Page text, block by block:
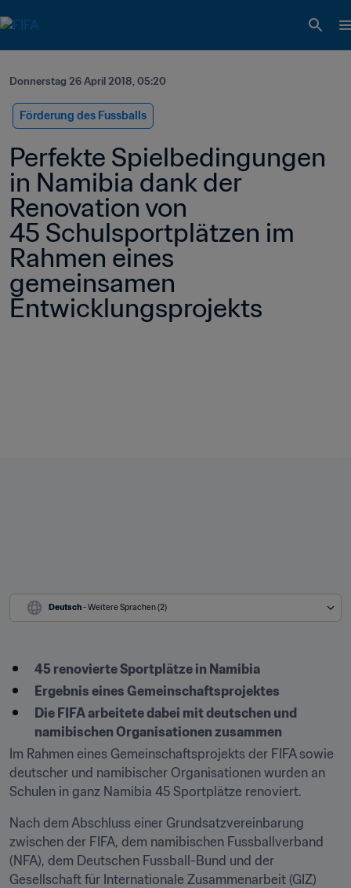
Donnerstag 26 April 2018, 05:20
Förderung des Fussballs
Perfekte Spielbedingungen
in Namibia dank der
Renovation von
45 Schulsportplätzen im
Rahmen eines
gemeinsamen
Entwicklungsprojekts
Deutsch - Weitere Sprachen (2)
​45 renovierte Sportplätze in Namibia
Ergebnis eines Gemeinschaftsprojektes
Die FIFA arbeitete dabei mit deutschen und
namibischen Organisationen zusammen
Im Rahmen eines Gemeinschaftsprojekts der FIFA sowie
deutscher und namibischer Organisationen wurden an
Schulen in ganz Namibia 45 Sportplätze renoviert.
Nach dem Abschluss einer Grundsatzvereinbarung
zwischen der FIFA, dem namibischen Fussballverband
(NFA), dem Deutschen Fussball-Bund und der
Gesellschaft für Internationale Zusammenarbeit (GIZ)